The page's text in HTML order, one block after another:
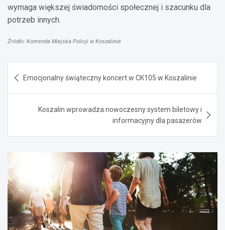
wymaga większej świadomości społecznej i szacunku dla
potrzeb innych.
Źródło: Komenda Miejska Policji w Koszalinie
wpisu
Emocjonalny świąteczny koncert w CK105 w Koszalinie
Koszalin wprowadza nowoczesny system biletowy i
informacyjny dla pasażerów